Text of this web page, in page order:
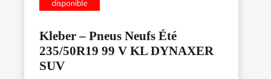
Kleber – Pneus Neufs Été
235/50R19 99 V KL DYNAXER
SUV